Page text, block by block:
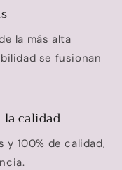
la más alta
se fusionan
calidad
100% de calidad,